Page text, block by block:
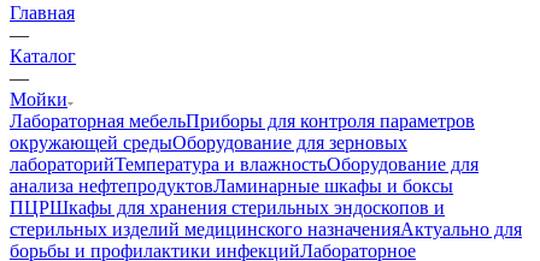
Главная
—
Каталог
—
Мойки
Лабораторная мебельПриборы для контроля параметров
окружающей средыОборудование для зерновых
лабораторийТемпература и влажностьОборудование для
анализа нефтепродуктовЛаминарные шкафы и боксы
ПЦРШкафы для хранения стерильных эндоскопов и
стерильных изделий медицинского назначенияАктуально для
борьбы и профилактики инфекцийЛабораторное